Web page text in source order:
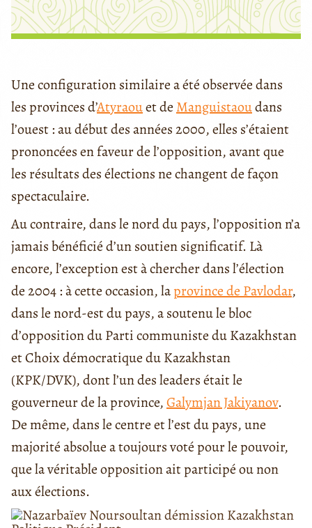
Une configuration similaire a été observée dans
les provinces d’Atyraouet de Manguistaoudans
l’ouest : au début des années 2000, elles s’étaient
prononcées en faveur de l’opposition, avant que
les résultats des élections ne changent de façon
spectaculaire.
Au contraire, dans le nord du pays, l’opposition n’a
jamais bénéficié d’un soutien significatif. Là
encore, l’exception est à chercher dans l’élection
de 2004 : à cette occasion, laprovince de Pavlodar,
dans le nord-est du pays, a soutenu le bloc
d’opposition du Parti communiste du Kazakhstan
et Choix démocratique du Kazakhstan
(KPK/DVK), dont l’un des leaders était le
gouverneur de la province,Galymjan Jakiyanov.
De même, dans le centre et l’est du pays, une
majorité absolue a toujours voté pour le pouvoir,
que la véritable opposition ait participé ou non
aux élections.